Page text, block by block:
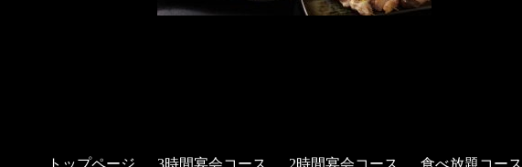
トップページ 3時間宴会コース 2時間宴会コース 食べ放題コース